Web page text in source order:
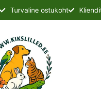
Turvaline ostukoht